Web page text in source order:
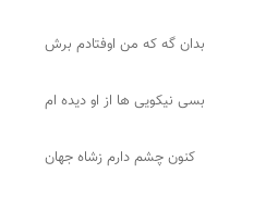
بدان گه که من اوفتادم برش
بسی نیکویی ها از او دیده ام
کنون چشم دارم زشاه جهان